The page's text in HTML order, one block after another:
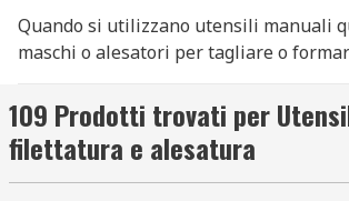
Quando si utilizzano utensili manuali
maschi o alesatori per tagliare o
formato, è possibile utilizzare una
maschiatura per creare una coppia
nel rubinetto. Ciò è vantaggioso quando
utilizzare un piccolo utensile manuale
109 Prodotti trovati per
filettatura e alesatura